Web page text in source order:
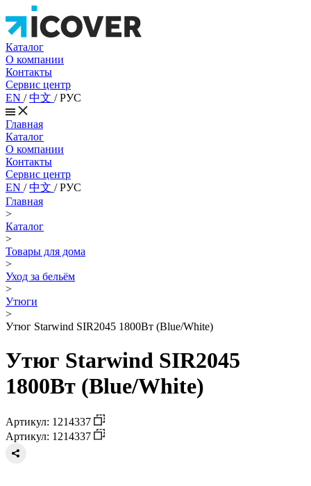
Каталог
О компании
Контакты
Сервис центр
EN /中文 /РУС
Главная
Каталог
О компании
Контакты
Сервис центр
EN /中文 /РУС
Главная
>
Каталог
>
Товары для дома
>
Уход за бельём
>
Утюги
>
Утюг Starwind SIR2045 1800Вт (Blue/White)
Утюг Starwind SIR2045
1800Вт (Blue/White)
Артикул: 1214337
Артикул: 1214337